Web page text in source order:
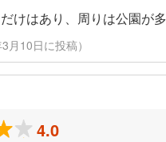
けはあり、周りは公園が
月10日に投稿）
4.0